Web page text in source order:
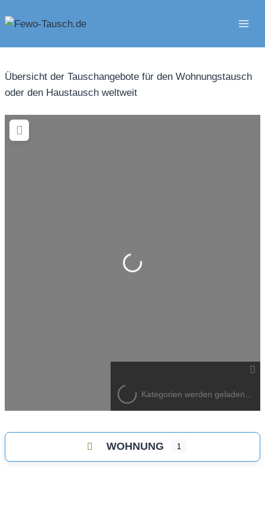
Inhalt
Übersicht der Tauschangebote für den Wohnungstausch
oder den Haustausch weltweit
Wird geladen …
Kategorien werden geladen…
WOHNUNG 1